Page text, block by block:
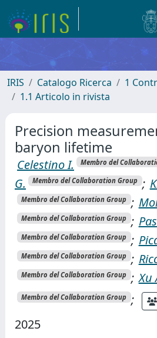
IRIS Catalogo Ricerca
1
1.1 Articolo in rivista
Precision
baryon lifetime
Celestino I. Membro del
G.
Membro del Collaboration Group ;
Membro del Collaboration Group ;
Membro del Collaboration Group ;
Membro del Collaboration Group ;
Membro del Collaboration Group ;
Membro del Collaboration Group ; Xu
Membro del Collaboration Group ;
2025